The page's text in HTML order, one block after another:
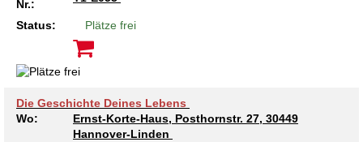
“Mäuseburg” / Familienzentrum
Kindertagesstätte Langes Feld “Deisterspatzen”
Kindertagesstätte Hiltrud-Grote-Weg
Kindertagesstätte Johannes-Lau-Hof
Nr.:
Status: Plätze frei
Die Geschichte Deines Lebens
Wo:
Ernst-Korte-Haus, Posthornstr. 27, 30449
Hannover-Linden